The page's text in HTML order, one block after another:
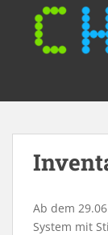
o
Ab dem
System mit